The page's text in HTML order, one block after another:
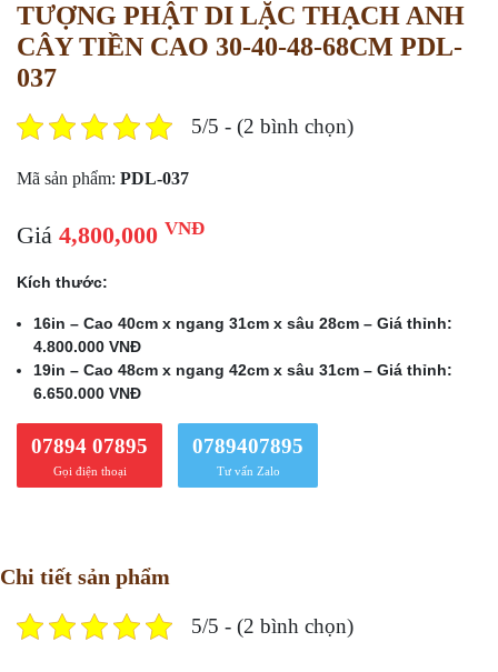
TƯỢNG PHẬT DI LẶC THẠCH ANH
CÂY TIỀN CAO 30-40-48-68CM PDL-
037
5/5 - (2 bình chọn)
Mã sản phẩm: PDL-037
Giá 4,800,000 VNĐ
Kích thước:
16in – Cao 40cm x ngang 31cm x sâu 28cm – Giá thỉnh:
4.800.000 VNĐ
19in – Cao 48cm x ngang 42cm x sâu 31cm – Giá thỉnh:
6.650.000 VNĐ
07894 07895
Gọi điện thoại
0789407895
Tư vấn Zalo
Chi tiết sản phẩm
5/5 - (2 bình chọn)